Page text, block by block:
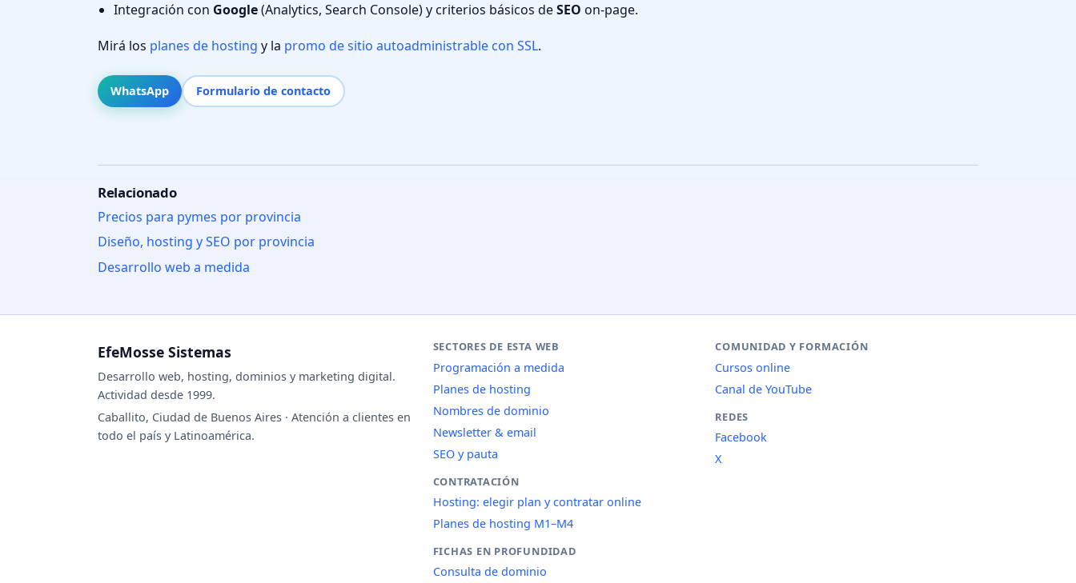
Integración con Google(Analytics, Search Console) y criterios básicos deSEO on-page.
Mirá los planes de hosting y la promo de sitio autoadministrable con SSL.
WhatsApp Formulario de contacto
Relacionado
Precios para pymes por provincia
Diseño, hosting y SEO por provincia
Desarrollo web a medida
EfeMosse Sistemas
Desarrollo web, hosting, dominios y marketing digital.
Actividad desde 1999.
Caballito, Ciudad de Buenos Aires · Atención a clientes en
todo el país y Latinoamérica.
SECTORES DE ESTA WEB
Programación a medida
Planes de hosting
Nombres de dominio
Newsletter & email
SEO y pauta
CONTRATACIÓN
Hosting: elegir plan y contratar online
Planes de hosting M1–M4
FICHAS EN PROFUNDIDAD
Consulta de dominio
COMUNIDAD Y FORMACIÓN
Cursos online
Canal de YouTube
REDES
Facebook
X